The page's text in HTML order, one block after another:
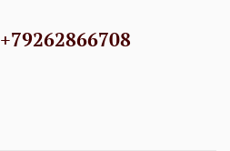
+79262866708